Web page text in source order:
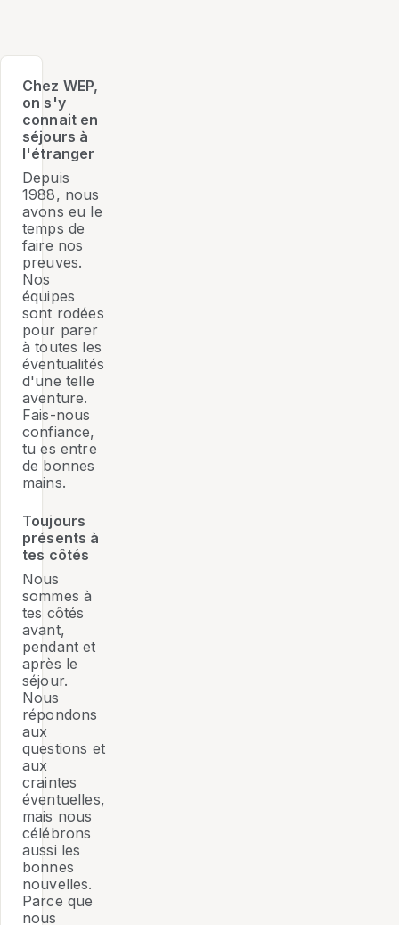
Chez WEP,
on s'y
connait en
séjours à
l'étranger
Depuis
1988, nous
avons eu le
temps de
faire nos
preuves.
Nos
équipes
sont rodées
pour parer
à toutes les
éventualités
d'une telle
aventure.
Fais-nous
confiance,
tu es entre
de bonnes
mains.
Toujours
présents à
tes côtés
Nous
sommes à
tes côtés
avant,
pendant et
après le
séjour.
Nous
répondons
aux
questions et
aux
craintes
éventuelles,
mais nous
célébrons
aussi les
bonnes
nouvelles.
Parce que
nous